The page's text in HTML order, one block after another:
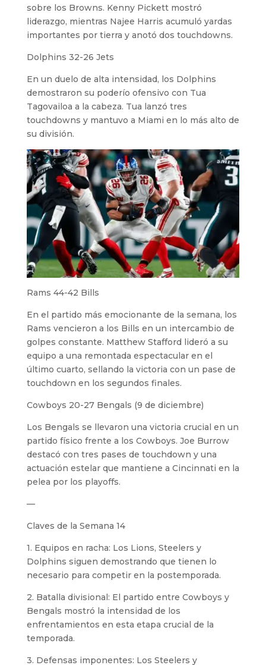
sobre los Browns. Kenny Pickett mostró
liderazgo, mientras Najee Harris acumuló yardas
importantes por tierra y anotó dos touchdowns.
Dolphins 32-26 Jets
En un duelo de alta intensidad, los Dolphins
demostraron su poderío ofensivo con Tua
Tagovailoa a la cabeza. Tua lanzó tres
touchdowns y mantuvo a Miami en lo más alto de
su división.
Rams 44-42 Bills
En el partido más emocionante de la semana, los
Rams vencieron a los Bills en un intercambio de
golpes constante. Matthew Stafford lideró a su
equipo a una remontada espectacular en el
último cuarto, sellando la victoria con un pase de
touchdown en los segundos finales.
Cowboys 20-27 Bengals (9 de diciembre)
Los Bengals se llevaron una victoria crucial en un
partido físico frente a los Cowboys. Joe Burrow
destacó con tres pases de touchdown y una
actuación estelar que mantiene a Cincinnati en la
pelea por los playoffs.
—
Claves de la Semana 14
1. Equipos en racha: Los Lions, Steelers y
Dolphins siguen demostrando que tienen lo
necesario para competir en la postemporada.
2. Batalla divisional: El partido entre Cowboys y
Bengals mostró la intensidad de los
enfrentamientos en esta etapa crucial de la
temporada.
3. Defensas imponentes: Los Steelers y